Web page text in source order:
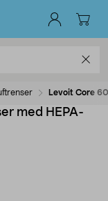
Levoit Core
med HEPA-